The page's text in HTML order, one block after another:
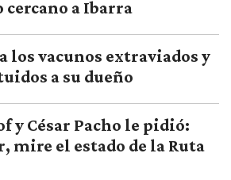
cercano a Ibarra
los vacunos extraviados y
a su dueño
y César Pacho le pidió:
mire el estado de la Ruta